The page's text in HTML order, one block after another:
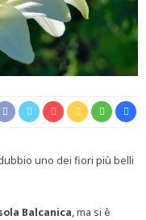
uno dei fiori più belli
Balcanica, ma si è